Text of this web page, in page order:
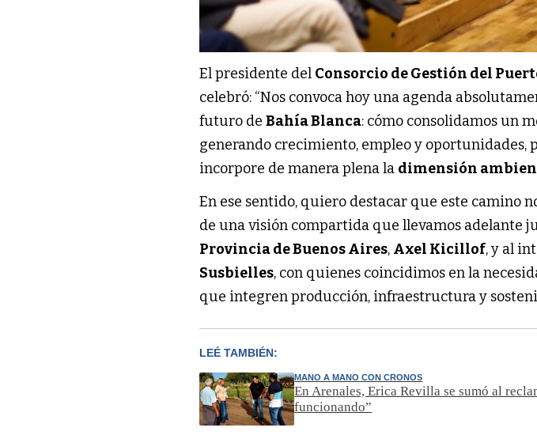
El presidente del Consorcio de Gestión del
celebró: “Nos convoca hoy una agenda
futuro deBahía Blanca: cómo consolidamos un
generando crecimiento, empleo y oportunidades,
incorpore de manera plena la dimensión
En ese sentido, quiero destacar que este camino
de una visión compartida que llevamos adelante
Provincia de Buenos Aires, Axel Kicillof, y al
Susbielles, con quienes coincidimos en la
que integren producción, infraestructura y
LEÉ TAMBIÉN:
MANO A MANO CON CRONOS
En Arenales, Erica Revilla se sumó al
funcionando”